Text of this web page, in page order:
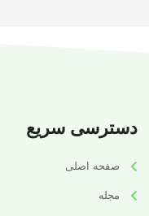
دسترسی سریع
صفحه اصلی
مجله